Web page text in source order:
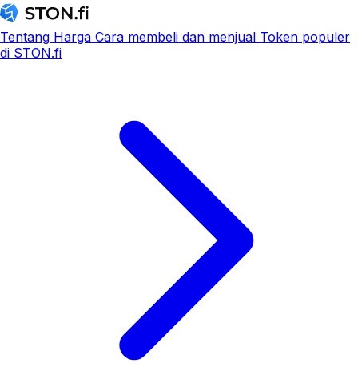
Tentang Harga Cara membeli dan menjual Token populer
di STON.fi